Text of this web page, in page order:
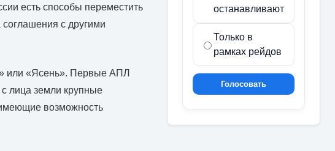
есть способы переместить
с другими
или «Ясень». Первые АПЛ
лица земли крупные
возможность
останавливают
Только в
рамках рейдов
Голосовать